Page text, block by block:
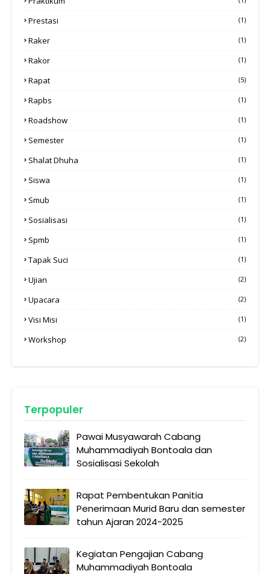
Prestasi (1)
Raker (1)
Rakor (1)
Rapat (5)
Rapbs (1)
Roadshow (1)
Semester (1)
Shalat Dhuha (1)
Siswa (1)
Smub (1)
Sosialisasi (1)
Spmb (1)
Tapak Suci (1)
Ujian (2)
Upacara (2)
Visi Misi (1)
Workshop (2)
Terpopuler
Pawai Musyawarah Cabang
Muhammadiyah Bontoala dan
Sosialisasi Sekolah
Rapat Pembentukan Panitia
Penerimaan Murid Baru dan semester
tahun Ajaran 2024-2025
Kegiatan Pengajian Cabang
Muhammadiyah Bontoala